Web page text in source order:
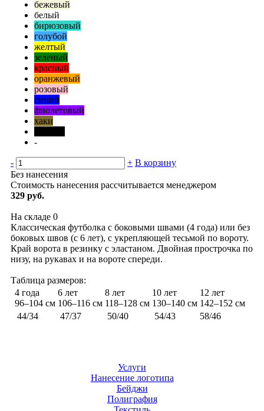
бежевый
белый
бирюзовый
голубой
желтый
зеленый
красный
оранжевый
розовый
синий
фиолетовый
хаки
-
- + В корзину
Без нанесения
Стоимость нанесения рассчитывается менеджером
329 руб.
На складе 0
Классическая футболка с боковыми швами (4 года) или без
боковых швов (с 6 лет), с укрепляющей тесьмой по вороту.
Край ворота в резинку с эластаном. Двойная прострочка по
низу, на рукавах и на вороте спереди.
Таблица размеров:
4 года
96–104 см
6 лет
106–116 см
8 лет
118–128 см
10 лет
130–140 см
12 лет
142–152 см
44/34
47/37 50/40 54/43 58/46
Услуги
Нанесение логотипа
Бейджи
Полиграфия